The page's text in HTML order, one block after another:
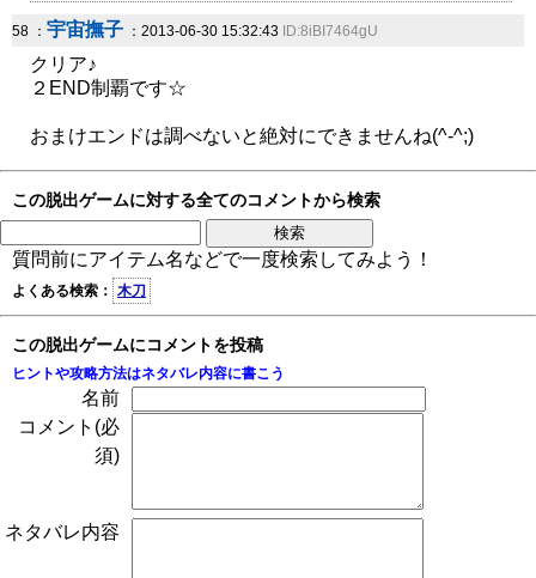
58 ： 宇宙撫子 ：2013-06-30 15:32:43 ID:8iBI7464gU
クリア♪
２END制覇です☆
おまけエンドは調べないと絶対にできませんね(^-^;)
この脱出ゲームに対する全てのコメントから検索
質問前にアイテム名などで一度検索してみよう！
よくある検索： 木刀
この脱出ゲームにコメントを投稿
ヒントや攻略方法はネタバレ内容に書こう
名前
コメント(必
須)
ネタバレ内容